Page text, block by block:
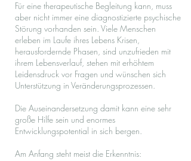
Für eine therapeutische Begleitung kann, muss
aber nicht immer eine diagnostizierte psychische
Störung vorhanden sein. Viele Menschen
erleben im Laufe ihres Lebens Krisen,
herausfordernde Phasen, sind unzufrieden mit
ihrem Lebensverlauf, stehen mit erhöhtem
Leidensdruck vor Fragen und wünschen sich
Unterstützung in Veränderungsprozessen.
Die Auseinandersetzung damit kann eine sehr
große Hilfe sein und enormes
Entwicklungspotential in sich bergen.
Am Anfang steht meist die Erkenntnis: